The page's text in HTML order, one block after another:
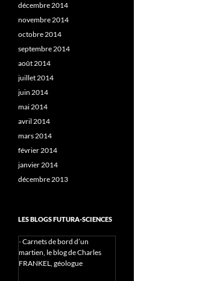
décembre 2014
novembre 2014
octobre 2014
septembre 2014
août 2014
juillet 2014
juin 2014
mai 2014
avril 2014
mars 2014
février 2014
janvier 2014
décembre 2013
LES BLOGS FUTURA-SCIENCES
-Carnets de bord d’un
martien, le blog de Charles
FRANKEL, géologue